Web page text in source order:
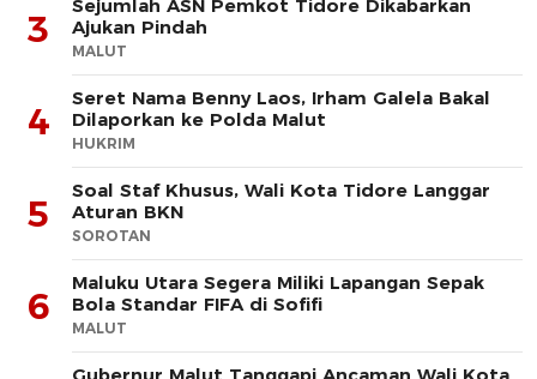
3
Sejumlah ASN Pemkot Tidore Dikabarkan
Ajukan Pindah
MALUT
4
Seret Nama Benny Laos, Irham Galela Bakal
Dilaporkan ke Polda Malut
HUKRIM
5
Soal Staf Khusus, Wali Kota Tidore Langgar
Aturan BKN
SOROTAN
6
Maluku Utara Segera Miliki Lapangan Sepak
Bola Standar FIFA di Sofifi
MALUT